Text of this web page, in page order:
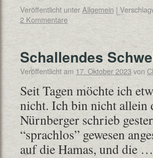
Veröffentlicht unterAllgemein |
2 Kommentare
Schallendes
Veröffentlicht am 17. Oktober 2023 von
Seit Tagen möchte ich
nicht. Ich bin nicht allein
Nürnberger schrieb
“sprachlos” gewesen
auf die Hamas, und die …